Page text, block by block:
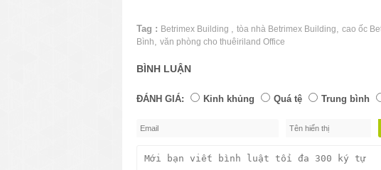
Tag : Betrimex Building tòa nhà Betrimex Building cao ốc
Bình
văn phòng cho thuêiriland Office
BÌNH LUẬN
ĐÁNH GIÁ: Kinh khủng Quá tệ Trung bình